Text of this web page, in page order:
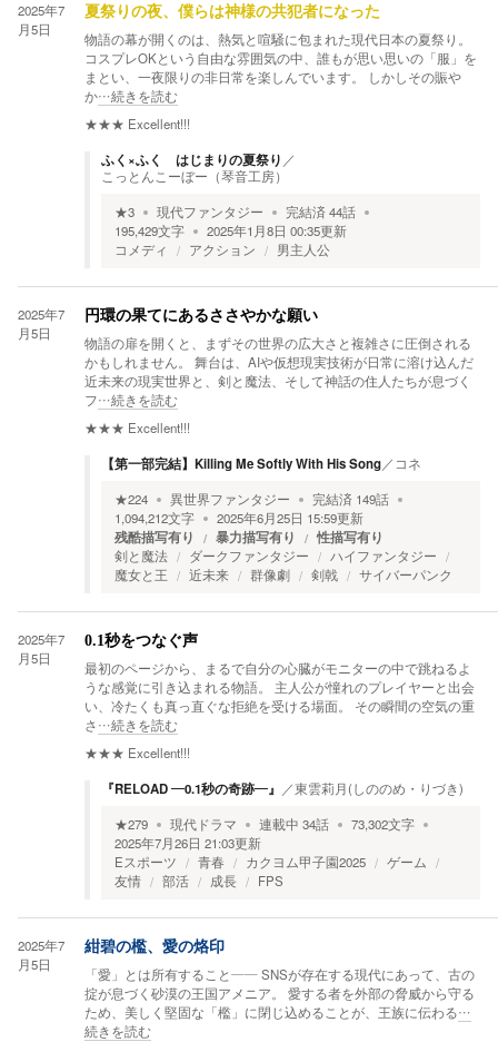
2025年7
月5日
夏祭りの夜、僕らは神様の共犯者になった
物語の幕が開くのは、熱気と喧騒に包まれた現代日本の夏祭り。
コスプレOKという自由な雰囲気の中、誰もが思い思いの「服」を
まとい、一夜限りの非日常を楽しんでいます。 しかしその賑や
か…続きを読む
★★★ Excellent!!!
ふく×ふく はじまりの夏祭り ／
こっとんこーぼー（琴音工房）
★3 現代ファンタジー 完結済44話
195,429文字 2025年1月8日 00:35更新
コメディ
アクション 男主人公
2025年7
月5日
円環の果てにあるささやかな願い
物語の扉を開くと、まずその世界の広大さと複雑さに圧倒される
かもしれません。 舞台は、AIや仮想現実技術が日常に溶け込んだ
近未来の現実世界と、剣と魔法、そして神話の住人たちが息づく
フ…続きを読む
★★★ Excellent!!!
【第一部完結】Killing Me Softly With His Song／ コネ
★224 異世界ファンタジー 完結済 149話
1,094,212文字 2025年6月25日 15:59更新
残酷描写有り 暴力描写有り 性描写有り
剣と魔法 ダークファンタジー
ハイファンタジー
魔女と王
近未来 群像劇 剣戟 サイバーパンク
2025年7
月5日
0.1秒をつなぐ声
最初のページから、まるで自分の心臓がモニターの中で跳ねるよ
うな感覚に引き込まれる物語。 主人公が憧れのプレイヤーと出会
い、冷たくも真っ直ぐな拒絶を受ける場面。 その瞬間の空気の重
さ…続きを読む
★★★ Excellent!!!
『RELOAD ―0.1秒の奇跡―』 ／東雲莉月(しののめ・りづき)
★279 現代ドラマ 連載中 34話 73,302文字
2025年7月26日 21:03更新
Eスポーツ
青春 カクヨム甲子園2025
ゲーム
友情
部活 成長 FPS
2025年7
月5日
紺碧の檻、愛の烙印
「愛」とは所有すること―― SNSが存在する現代にあって、古の
掟が息づく砂漠の王国アメニア。 愛する者を外部の脅威から守る
ため、美しく堅固な「檻」に閉じ込めることが、王族に伝わる…
続きを読む